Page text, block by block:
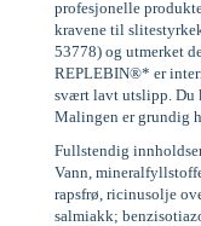
profesjonelle
kravene til
53778) og utmerket
REPLEBIN®* er
svært lavt utslipp. Du
Malingen er grundig
Fullstendig
Vann,
rapsfrø, ricinusolje
salmiakk;